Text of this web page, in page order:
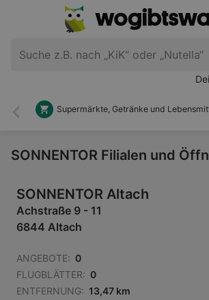
Zurück
Supermärkte, Getränke und
SONNENTOR Filialen und
SONNENTOR Altach
Achstraße 9 - 11
6844 Altach
ANGEBOTE: 0
FLUGBLÄTTER: 0
ENTFERNUNG: 13,47 km